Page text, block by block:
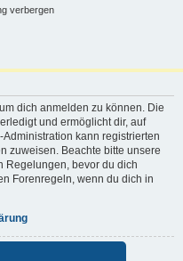
verbergen
dich anmelden zu können. Die
und ermöglicht dir, auf
kann registrierten
zuweisen. Beachte bitte unsere
Regelungen, bevor du dich
Forenregeln, wenn du dich in